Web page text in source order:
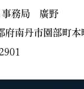
事務局 廣野
南丹市園部町本